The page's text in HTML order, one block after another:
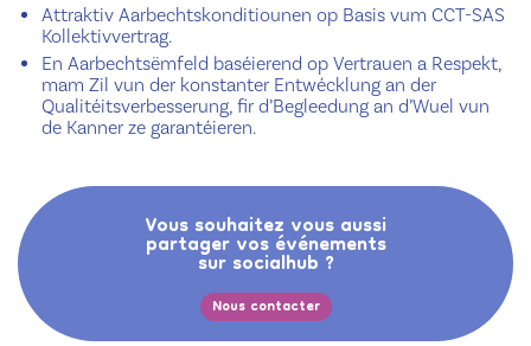
Attraktiv Aarbechtskonditiounen op Basis vum CCT-SAS
Kollektivvertrag.
En Aarbechtsëmfeld baséierend op Vertrauen a Respekt,
mam Zil vun der konstanter Entwécklung an der
Qualitéitsverbesserung, fir d’Begleedung an d’Wuel vun
de Kanner ze garantéieren.
Vous souhaitez vous aussi
partager vos événements
sur socialhub ?
Nous contacter